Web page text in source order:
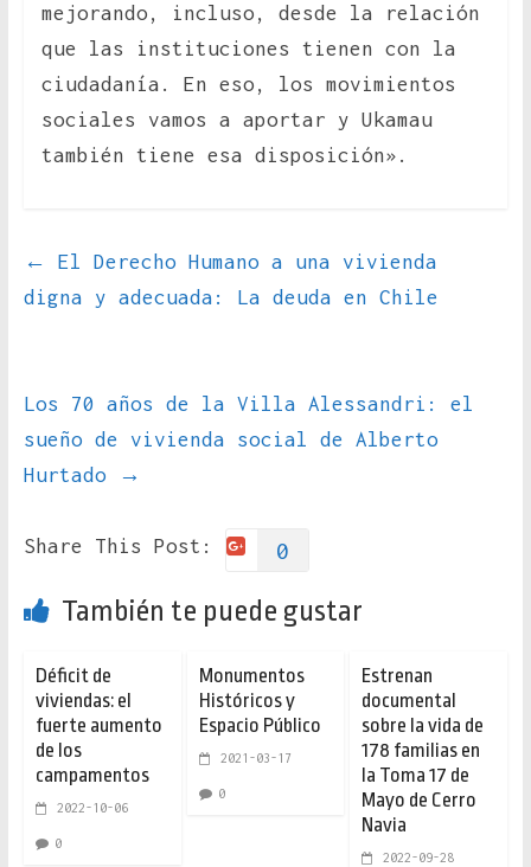
mejorando, incluso, desde la relación
que las instituciones tienen con la
ciudadanía. En eso, los movimientos
sociales vamos a aportar y Ukamau
también tiene esa disposición».
←
El Derecho Humano a una vivienda
digna y adecuada: La deuda en Chile
Los 70 años de la Villa Alessandri: el
sueño de vivienda social de Alberto
Hurtado
→
Share This Post: 0
También te puede gustar
Déficit de
viviendas: el
fuerte aumento
de los
campamentos
2022-10-06
0
Monumentos
Históricos y
Espacio Público
2021-03-17
0
Estrenan
documental
sobre la vida de
178 familias en
la Toma 17 de
Mayo de Cerro
Navia
2022-09-28